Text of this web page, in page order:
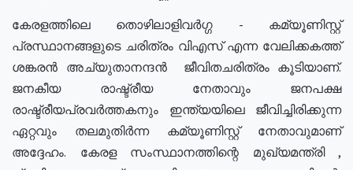
കേരളത്തിലെ തൊഴിലാളിവർഗ്ഗ - കമ്യൂണിസ്റ്റ്
പ്രസ്ഥാനങ്ങളുടെ ചരിത്രം വിഎസ് എന്ന വേലിക്കകത്ത്
ശങ്കരൻ അച്യുതാനന്ദൻ ജീവിതചരിത്രം കൂടിയാണ്.
ജനകീയ രാഷ്ട്രീയ നേതാവും ജനപക്ഷ
രാഷ്ട്രീയപ്രവർത്തകനും ഇന്ത്യയിലെ ജീവിച്ചിരിക്കുന്ന
ഏറ്റവും തലമുതിർന്ന കമ്യൂണിസ്റ്റ് നേതാവുമാണ്
അദ്ദേഹം. കേരള സംസ്ഥാനത്തിന്റെ മുഖ്യമന്ത്രി ,